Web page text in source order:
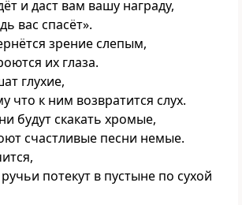
и даст вам вашу награду,
вас спасёт».
зрение слепым,
их глаза.
глухие,
что к ним возвратится слух.
будут скакать хромые,
счастливые песни немые.
ручьи потекут в пустыне по сухой